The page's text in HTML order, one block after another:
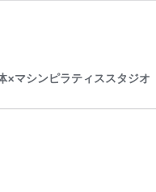
×マシンピラティススタジオ